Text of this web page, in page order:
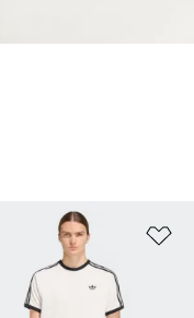
à Lista de Desejos